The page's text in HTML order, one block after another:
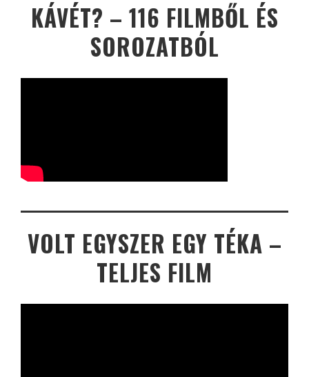
KÁVÉT? – 116 FILMBŐL ÉS
SOROZATBÓL
VOLT EGYSZER EGY TÉKA –
TELJES FILM